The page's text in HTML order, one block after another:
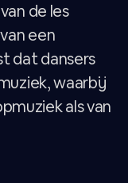
de les
een
dat dansers
waarbij
als van